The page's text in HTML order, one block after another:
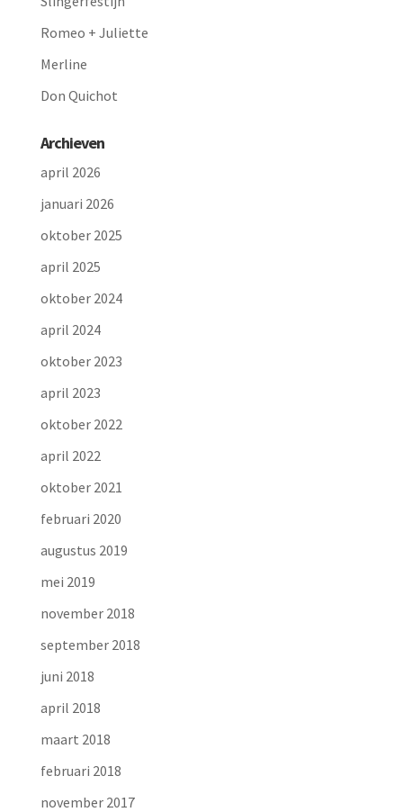
Romeo + Juliette
Merline
Don Quichot
Archieven
april 2026
januari 2026
oktober 2025
april 2025
oktober 2024
april 2024
oktober 2023
april 2023
oktober 2022
april 2022
oktober 2021
februari 2020
augustus 2019
mei 2019
november 2018
september 2018
juni 2018
april 2018
maart 2018
februari 2018
november 2017